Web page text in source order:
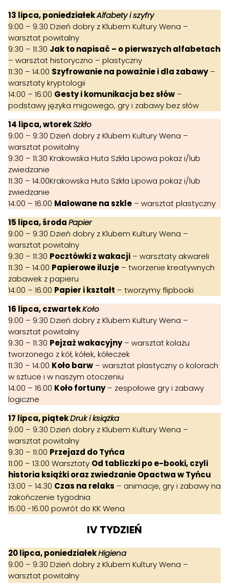
13 lipca, poniedziałekAlfabety i szyfry
9:00 – 9:30 Dzień dobry z Klubem Kultury Wena –
warsztat powitalny
9:30 – 11:30 Jak to napisać – o pierwszych alfabetach
– warsztat historyczno – plastyczny
11:30 – 14:00 Szyfrowanie na poważnie i dla zabawy–
warsztaty kryptologii
14:00 – 16:00 Gesty i komunikacja bez słów –
podstawy języka migowego, gry i zabawy bez słów
14 lipca, wtorekSzkło
9:00 – 9:30 Dzień dobry z Klubem Kultury Wena –
warsztat powitalny
9:30 – 11:30 Krakowska Huta Szkła Lipowa pokaz i/lub
zwiedzanie
11:30 – 14:00Krakowska Huta Szkła Lipowa pokaz i/lub
zwiedzanie
14:00 – 16:00 Malowane na szkle – warsztat plastyczny
15 lipca, środaPapier
9:00 – 9:30 Dzień dobry z Klubem Kultury Wena –
warsztat powitalny
9:30 – 11:30 Pocztówki z wakacji – warsztaty akwareli
11:30 – 14:00 Papierowe iluzje – tworzenie kreatywnych
zabawek z papieru
14:00 – 16:00 Papier i kształt – tworzymy flipbooki
16 lipca, czwartekKoło
9:00 – 9:30 Dzień dobry z Klubem Kultury Wena –
warsztat powitalny
9:30 – 11:30 Pejzaż wakacyjny– warsztat kolażu
tworzonego z kół, kółek, kółeczek
11:30 – 14:00 Koło barw – warsztat plastyczny o kolorach
w sztuce i w naszym otoczeniu
14:00 – 16:00 Koło fortuny– zespołowe gry i zabawy
logiczne
17 lipca, piątekDruk i książka
9:00 – 9:30 Dzień dobry z Klubem Kultury Wena –
warsztat powitalny
9:30 – 11:00 Przejazd do Tyńca
11:00 – 13:00 Warsztaty Od tabliczki po e-booki, czyli
historia książki oraz zwiedzanie Opactwa w Tyńcu
13:00 – 14:30 Czas na relaks – animacje, gry i zabawy na
zakończenie tygodnia
15:00 -16:00 powrót do KK Wena
IV TYDZIEŃ
20 lipca, poniedziałekHigiena
9:00 – 9:30 Dzień dobry z Klubem Kultury Wena –
warsztat powitalny